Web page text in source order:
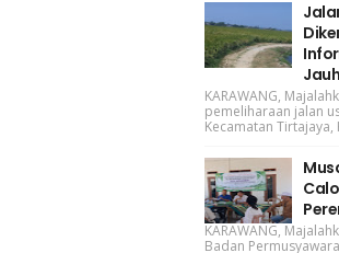
KARAWANG,
pemeliharaan jalan
Kecamatan Tirtajaya,
KARAWANG,
Badan